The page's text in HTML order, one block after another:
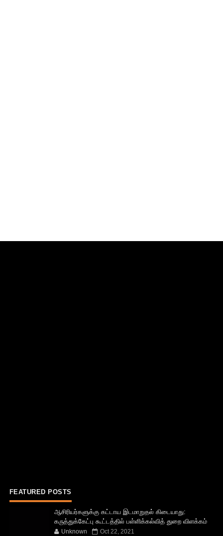
FEATURED POSTS
ஆசிரியர்களுக்கு கட்டாய இடமாறுதல் கிடையாது:
கருத்துக்கேட்பு கூட்டத்தில் பள்ளிக்கல்வித் துறை விளக்கம்
Unknown Oct 22, 2021